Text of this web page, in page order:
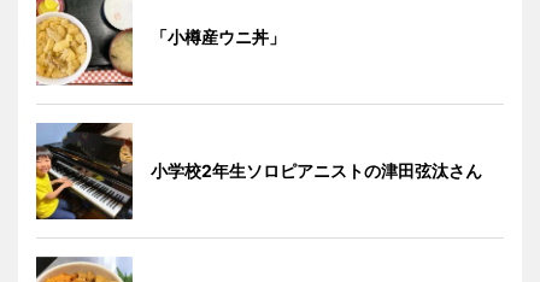
「小樽産ウニ丼」
小学校2年生ソロピアニストの津田弦汰さん